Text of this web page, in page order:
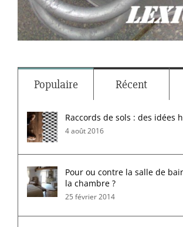
Populaire Récent
Raccords de sols : des idées
4 août 2016
Pour ou contre la salle de
la chambre ?
25 février 2014